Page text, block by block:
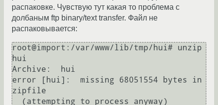
распаковке. Чувствую тут какая то проблема с
долбаным ftp binary/text transfer. Файл не
распаковывается:
root@import:/var/www/lib/tmp/hui# unzip
hui
Archive:  hui
error [hui]:  missing 68051554 bytes in
zipfile